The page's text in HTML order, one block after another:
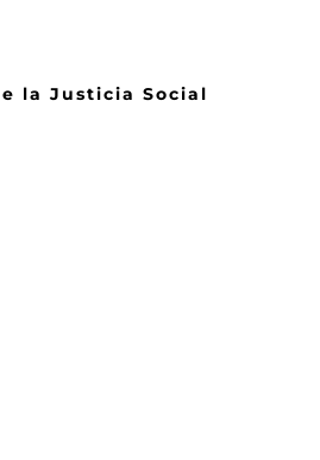
la Justicia Social